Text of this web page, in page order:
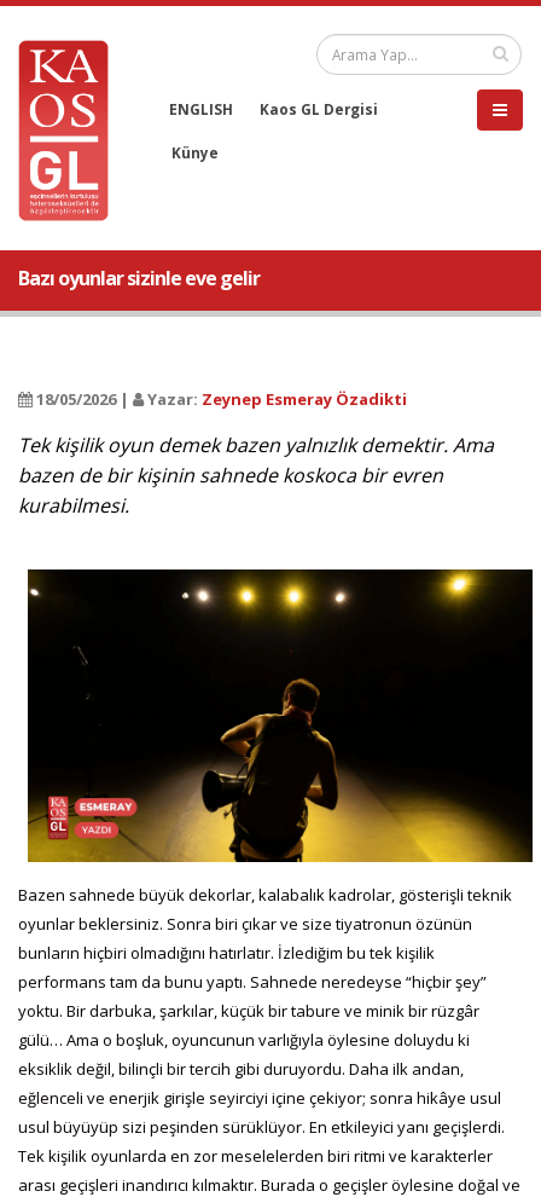
ENGLISH Kaos GL Dergisi
Künye
Bazı oyunlar sizinle eve gelir
18/05/2026 | Yazar: Zeynep Esmeray Özadikti
Tek kişilik oyun demek bazen yalnızlık demektir. Ama
bazen de bir kişinin sahnede koskoca bir evren
kurabilmesi.
Bazen sahnede büyük dekorlar, kalabalık kadrolar, gösterişli teknik
oyunlar beklersiniz. Sonra biri çıkar ve size tiyatronun özünün
bunların hiçbiri olmadığını hatırlatır. İzlediğim bu tek kişilik
performans tam da bunu yaptı. Sahnede neredeyse “hiçbir şey”
yoktu. Bir darbuka, şarkılar, küçük bir tabure ve minik bir rüzgâr
gülü… Ama o boşluk, oyuncunun varlığıyla öylesine doluydu ki
eksiklik değil, bilinçli bir tercih gibi duruyordu. Daha ilk andan,
eğlenceli ve enerjik girişle seyirciyi içine çekiyor; sonra hikâye usul
usul büyüyüp sizi peşinden sürüklüyor. En etkileyici yanı geçişlerdi.
Tek kişilik oyunlarda en zor meselelerden biri ritmi ve karakterler
arası geçişleri inandırıcı kılmaktır. Burada o geçişler öylesine doğal ve